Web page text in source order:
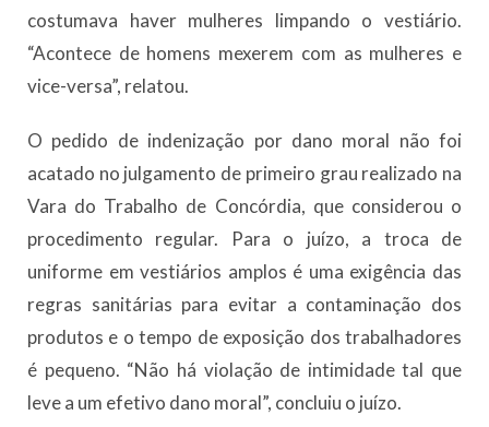
costumava haver mulheres limpando o vestiário.
“Acontece de homens mexerem com as mulheres e
vice-versa”, relatou.
O pedido de indenização por dano moral não foi
acatado no julgamento de primeiro grau realizado na
Vara do Trabalho de Concórdia, que considerou o
procedimento regular. Para o juízo, a troca de
uniforme em vestiários amplos é uma exigência das
regras sanitárias para evitar a contaminação dos
produtos e o tempo de exposição dos trabalhadores
é pequeno. “Não há violação de intimidade tal que
leve a um efetivo dano moral”, concluiu o juízo.